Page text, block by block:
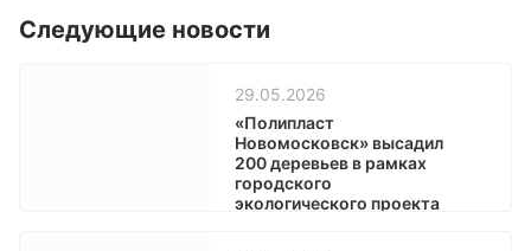
Следующие новости
29.05.2026
«Полипласт
Новомосковск» высадил
200 деревьев в рамках
городского
экологического проекта